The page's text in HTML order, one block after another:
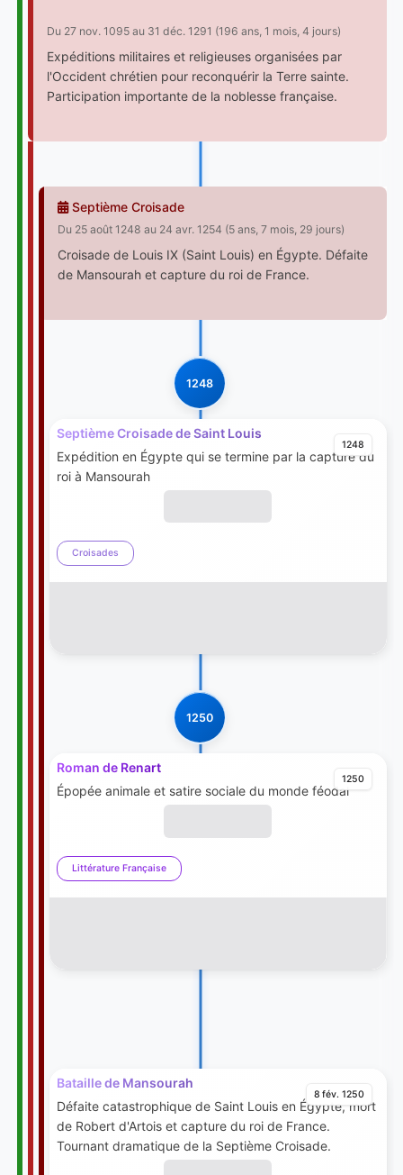
Du 27 nov. 1095 au 31 déc. 1291 (196 ans, 1 mois, 4 jours)
Expéditions militaires et religieuses organisées par
l'Occident chrétien pour reconquérir la Terre sainte.
Participation importante de la noblesse française.
Septième Croisade
Du 25 août 1248 au 24 avr. 1254 (5 ans, 7 mois, 29 jours)
Croisade de Louis IX (Saint Louis) en Égypte. Défaite
de Mansourah et capture du roi de France.
1248
1248
Septième Croisade de Saint Louis
Expédition en Égypte qui se termine par la capture du
roi à Mansourah
Croisades
1250
1250
Roman de Renart
Épopée animale et satire sociale du monde féodal
Littérature Française
8 fév. 1250
Bataille de Mansourah
Défaite catastrophique de Saint Louis en Égypte, mort
de Robert d'Artois et capture du roi de France.
Tournant dramatique de la Septième Croisade.